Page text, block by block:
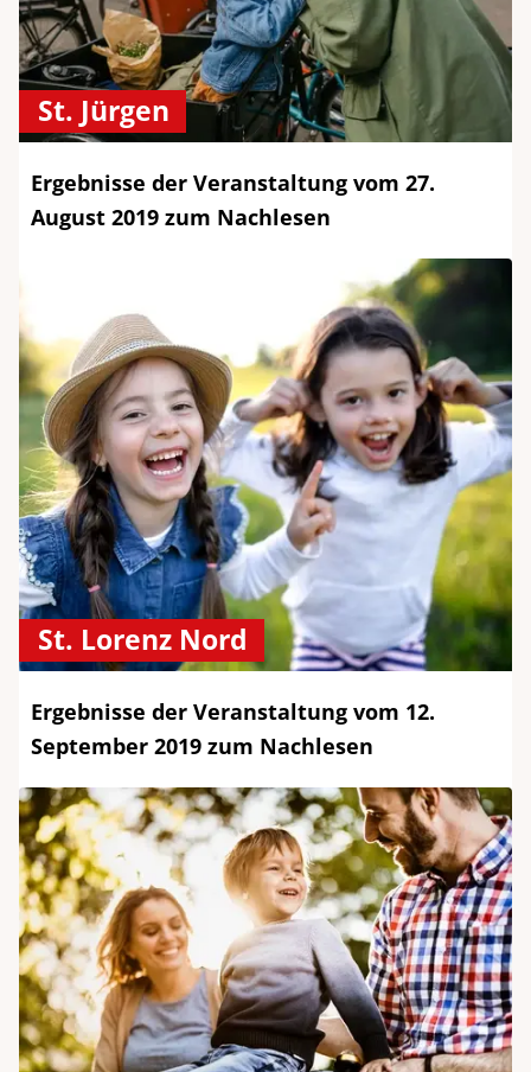
St. Jürgen
Ergebnisse der Veranstaltung vom 27.
August 2019 zum Nachlesen
St. Lorenz Nord
Ergebnisse der Veranstaltung vom 12.
September 2019 zum Nachlesen